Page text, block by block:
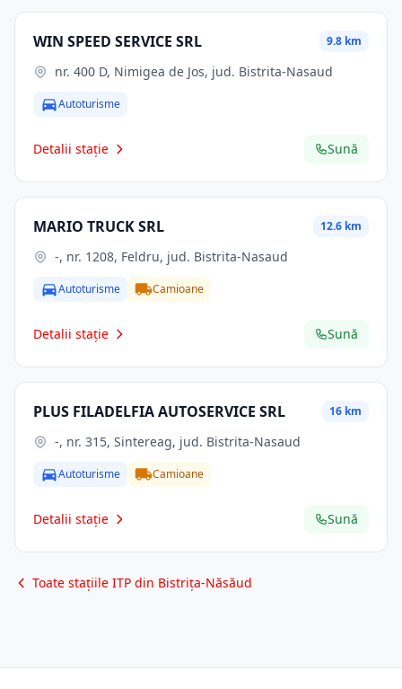
WIN SPEED SERVICE SRL 9.8 km
nr. 400 D, Nimigea de Jos, jud. Bistrita-Nasaud
Autoturisme
Detalii stație Sună
MARIO TRUCK SRL 12.6 km
-, nr. 1208, Feldru, jud. Bistrita-Nasaud
Autoturisme Camioane
Detalii stație Sună
PLUS FILADELFIA AUTOSERVICE SRL 16 km
-, nr. 315, Sintereag, jud. Bistrita-Nasaud
Autoturisme Camioane
Detalii stație Sună
Toate stațiile ITP din Bistrița-Năsăud